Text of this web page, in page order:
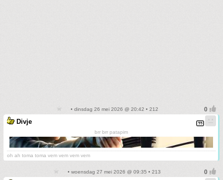
• dinsdag 26 mei 2026 @ 20:42 • 212
Divje
brr brr patapim
oh ah toma toma vem vem vem vem
• woensdag 27 mei 2026 @ 09:35 • 213